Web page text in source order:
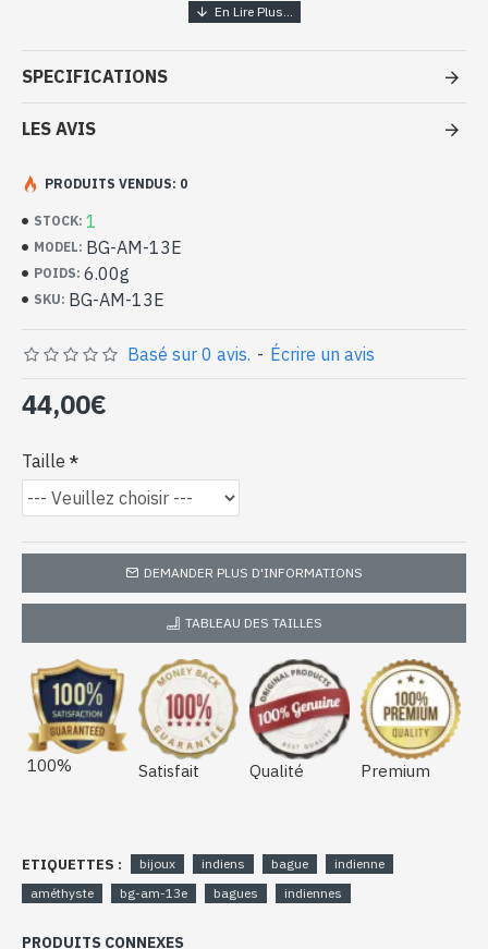
Bijoux indiens - Bague en argent
massif et Améthyste
- Bague en argent véritable 925/1000
- Faite à Jaipur ( INDE )
- Taille de la pierre : 15mm x 11mm approx
-Livrée avec un petit sac artisanal
Bague indienne argent et Améthyste
naturelle de forme ovale (BG-AM-13E)
SPECIFICATIONS
LES AVIS
STOCK: 1
MODEL: BG-AM-13E
POIDS: 6.00g
SKU: BG-AM-13E
PRODUITS VENDUS: 0
Basé sur 0 avis. - Écrire un avis
44,00€
Taille
DEMANDER PLUS D'INFORMATIONS
TABLEAU DES TAILLES
100% Satisfait Qualité Premium
ETIQUETTES : bijoux indiens bague
indienne
améthyste
bg-am-13e bagues indiennes
PRODUITS CONNEXES